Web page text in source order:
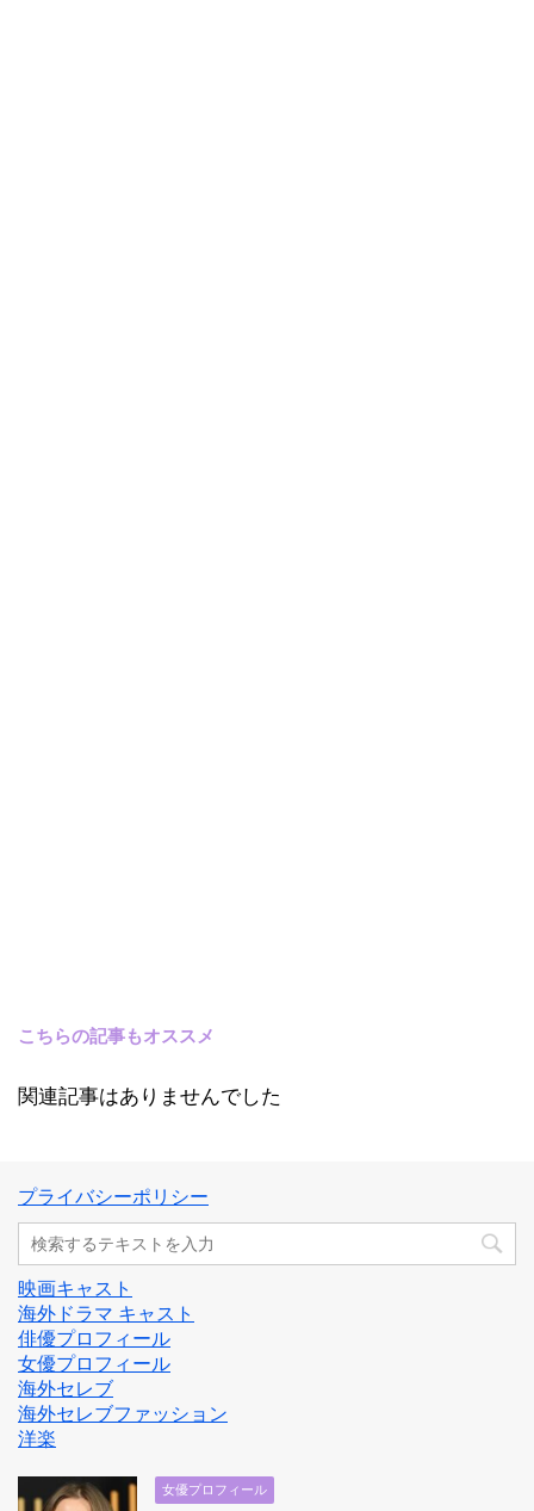
こちらの記事もオススメ
関連記事はありませんでした
プライバシーポリシー
映画キャスト
海外ドラマ キャスト
俳優プロフィール
女優プロフィール
海外セレブ
海外セレブファッション
洋楽
女優プロフィール